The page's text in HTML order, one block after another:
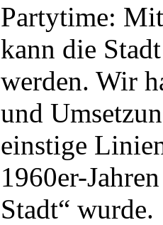
Partytime:
kann die
werden. Wir
und
einstige
1960er-
Stadt“ wurde.